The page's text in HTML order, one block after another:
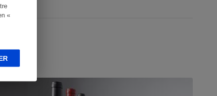
«